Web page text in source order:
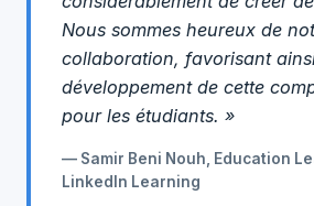
Nous sommes heureux de
collaboration, favorisant
développement de cette
pour les étudiants. »
— Samir Beni Nouh, Education
LinkedIn Learning